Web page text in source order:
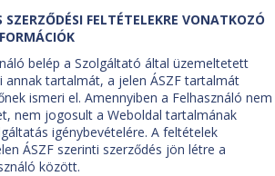
FELTÉTELEKRE VONATKOZÓ
belép a Szolgáltató által üzemeltetett
annak tartalmát, a jelen ÁSZF tartalmát
ismeri el. Amennyiben a Felhasználó nem
nem jogosult a Weboldal tartalmának
igénybevételére. A feltételek
ÁSZF szerinti szerződés jön létre a
között.